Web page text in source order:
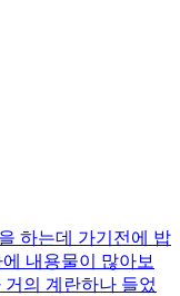
하는데 가기전에 밥
내용물이 많아보
의 계란하나 들었